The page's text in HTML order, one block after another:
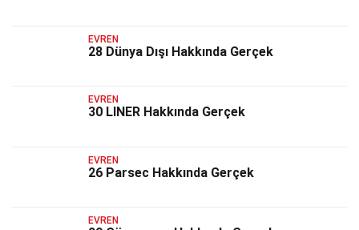
EVREN
28 Dünya Dışı Hakkında Gerçek
EVREN
30 LINER Hakkında Gerçek
EVREN
26 Parsec Hakkında Gerçek
EVREN